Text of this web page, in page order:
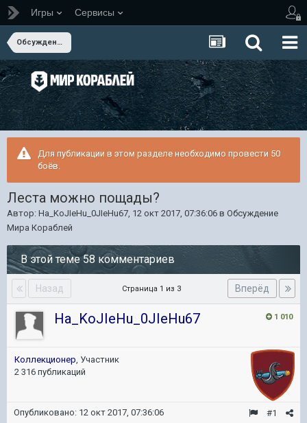
Игры Сервисы
Обсуждение Мира Кораблей
Для публикации в этом разделе необходимо провести 50
боёв.
Леста можно пощады?
Автор: Ha_KoJIeHu_0JIeHu67, 12 окт 2017, 07:36:06 в Обсуждение
Мира Кораблей
В этой теме 58 комментариев
Назад Вперёд
Страница 1 из 3
1 010
Ha_KoJIeHu_0JIeHu67
Коллекционер, Участник
2 316 публикаций
#1
Опубликовано: 12 окт 2017, 07:36:06